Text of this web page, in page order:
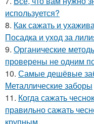
используется?
8. Как сажать и
Посадка и уход за
9. Органические
проверены не одним
10. Самые дешёвые
Металлические заборы
11. Когда сажать
правильно сажать